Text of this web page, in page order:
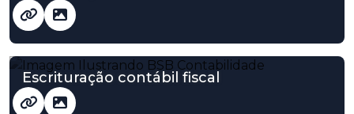
Escrituração contábil fiscal